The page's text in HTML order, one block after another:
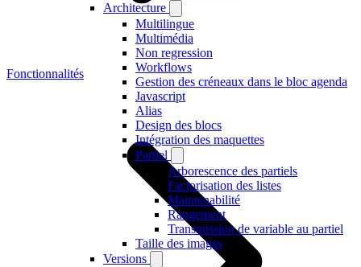
Architecture
Multilingue
Multimédia
Non regression
Workflows
Gestion des créneaux dans le bloc agenda
Javascript
Alias
Design des blocs
Intégration des maquettes
Partiel
Arborescence des partiels
Factorisation des listes
Maintenabilité
Rangement
Transmission de variable au partiel
Taille des images
Versions
Fonctionnalités